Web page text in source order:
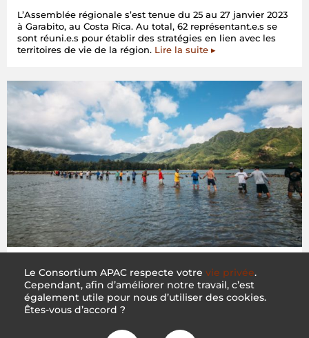
Le Consortium APAC respecte votre vie privée.
Cependant, afin d’améliorer notre travail, c’est
également utile pour nous d’utiliser des cookies.
Êtes-vous d’accord ?
L’Assemblée régionale s’est tenue du 25 au 27 janvier 2023
à Garabito, au Costa Rica. Au total, 62 représentant.e.s se
sont réuni.e.s pour établir des stratégies en lien avec les
territoires de vie de la région. Lire la suite ▸